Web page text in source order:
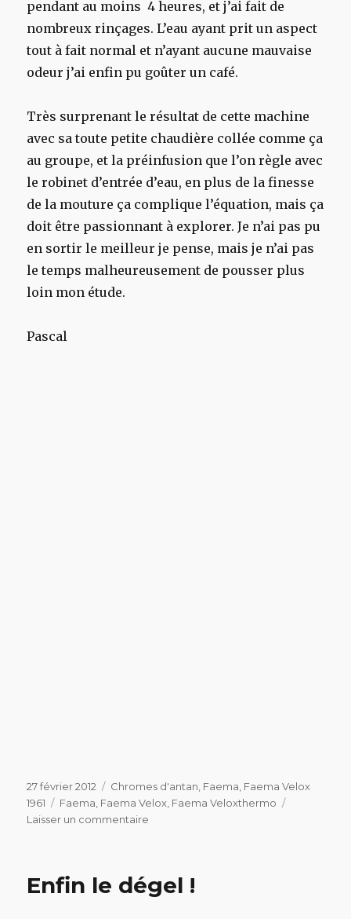
pendant au moins 4 heures, et j’ai fait de
nombreux rinçages. L’eau ayant prit un aspect
tout à fait normal et n’ayant aucune mauvaise
odeur j’ai enfin pu goûter un café.
Très surprenant le résultat de cette machine
avec sa toute petite chaudière collée comme ça
au groupe, et la préinfusion que l’on règle avec
le robinet d’entrée d’eau, en plus de la finesse
de la mouture ça complique l’équation, mais ça
doit être passionnant à explorer. Je n’ai pas pu
en sortir le meilleur je pense, mais je n’ai pas
le temps malheureusement de pousser plus
loin mon étude.
Pascal
Publié
le
27 février 2012 Catégories
Chromes d'antan, Faema, Faema Velox
1961
Étiquettes
Faema, Faema Velox, Faema Veloxthermo
Laisser un commentaire
Enfin le dégel !